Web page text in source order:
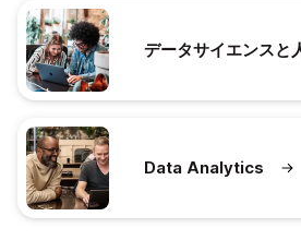
データサイエンスと
Data Analytics